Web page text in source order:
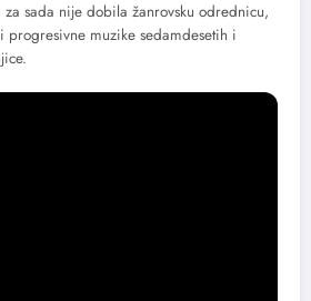
sada nije dobila žanrovsku odrednicu,
progresivne muzike sedamdesetih i